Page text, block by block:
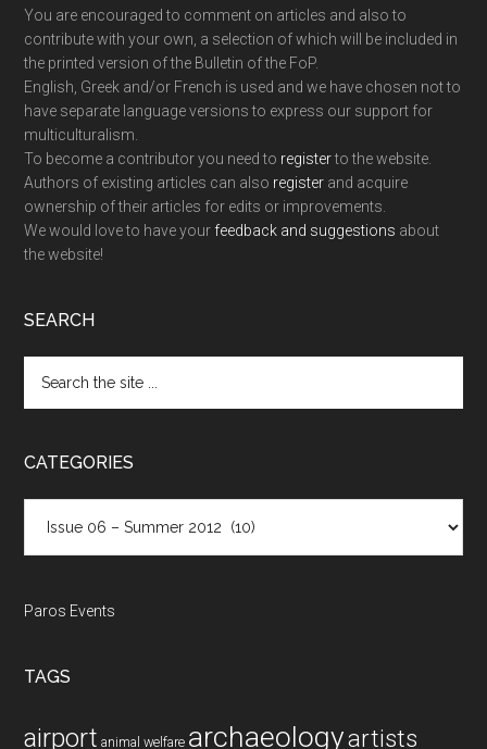
You are encouraged to comment on articles and also to
contribute with your own, a selection of which will be included in
the printed version of the Bulletin of the FoP.
English, Greek and/or French is used and we have chosen not to
have separate language versions to express our support for
multiculturalism.
To become a contributor you need to registerto the website.
Authors of existing articles can also register and acquire
ownership of their articles for edits or improvements.
We would love to have your feedback and suggestions about
the website!
SEARCH
the
CATEGORIES
Paros Events
TAGS
airport animal welfare archaeologyartists